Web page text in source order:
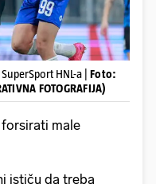
HNL-a | Foto:
FOTOGRAFIJA)
male
ističu da treba